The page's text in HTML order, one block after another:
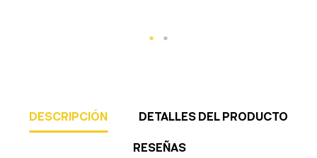
DESCRIPCIÓN DETALLES DEL PRODUCTO
RESEÑAS